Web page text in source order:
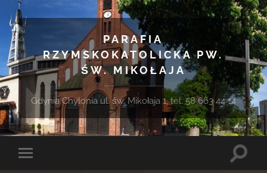
PARAFIA
RZYMSKOKATOLICKA PW.
ŚW. MIKOŁAJA
Gdynia Chylonia ul. św. Mikołaja 1, tel. 58 663 44 14
Toggle
Toggle